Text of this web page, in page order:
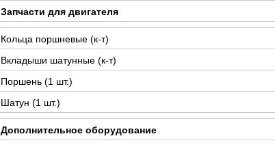
Запчасти для двигателя
Кольца поршневые (к-т)
Вкладыши шатунные (к-т)
Поршень (1 шт.)
Шатун (1 шт.)
Дополнительное оборудование